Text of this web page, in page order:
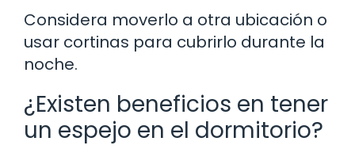
Considera moverlo a otra ubicación o
usar cortinas para cubrirlo durante la
noche.
¿Existen beneficios en tener
un espejo en el dormitorio?